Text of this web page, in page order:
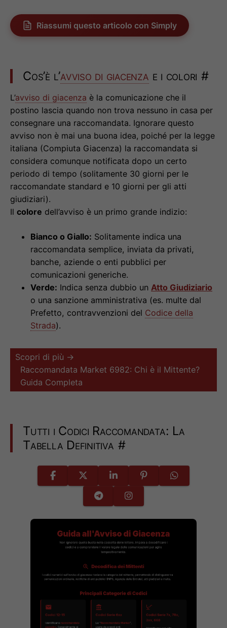
Riassumi questo articolo con Simply
Cos’è l’avviso di giacenza e i colori #
L’avviso di giacenza è la comunicazione che il
postino lascia quando non trova nessuno in casa per
consegnare una raccomandata. Ignorare questo
avviso non è mai una buona idea, poiché per la legge
italiana (Compiuta Giacenza) la raccomandata si
considera comunque notificata dopo un certo
periodo di tempo (solitamente 30 giorni per le
raccomandate standard e 10 giorni per gli atti
giudiziari).
Il colore dell’avviso è un primo grande indizio:
Bianco o Giallo: Solitamente indica una
raccomandata semplice, inviata da privati,
banche, aziende o enti pubblici per
comunicazioni generiche.
Verde: Indica senza dubbio un Atto Giudiziario
o una sanzione amministrativa (es. multe dal
Prefetto, contravvenzioni del Codice della
Strada).
Scopri di più →
Raccomandata Market 6982: Chi è il Mittente?
Guida Completa
Tutti i Codici Raccomandata: La
Tabella Definitiva #